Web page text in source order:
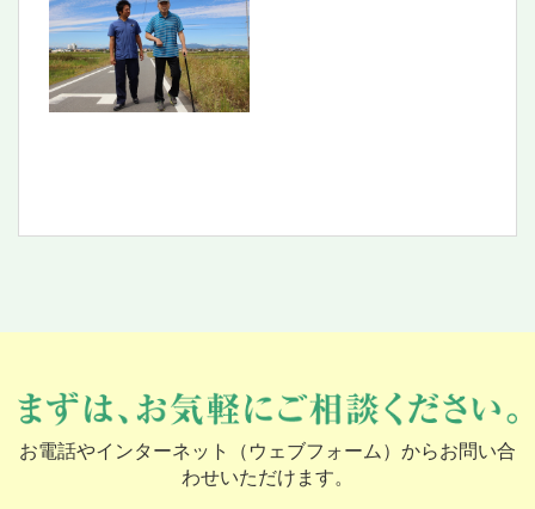
お電話やインターネット（ウェブフォーム）からお問い合
わせいただけます。